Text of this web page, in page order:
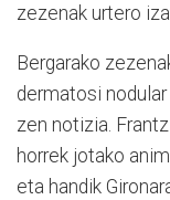
zezenak urtero
Bergarako
dermatosi
zen notizia.
horrek jotako
eta handik